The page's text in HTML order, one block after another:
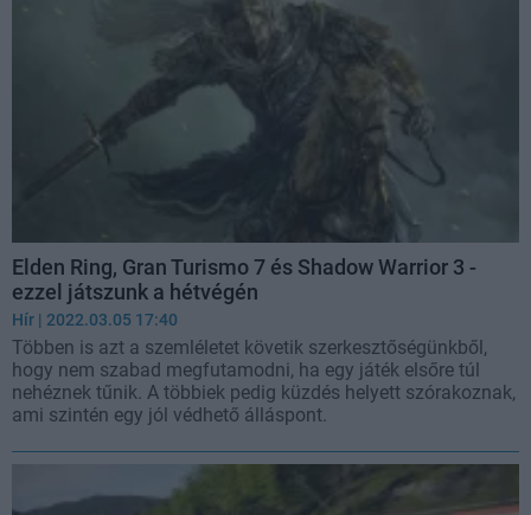
Elden Ring, Gran Turismo 7 és Shadow Warrior 3 -
ezzel játszunk a hétvégén
Hír | 2022.03.05 17:40
Többen is azt a szemléletet követik szerkesztőségünkből,
hogy nem szabad megfutamodni, ha egy játék elsőre túl
nehéznek tűnik. A többiek pedig küzdés helyett szórakoznak,
ami szintén egy jól védhető álláspont.